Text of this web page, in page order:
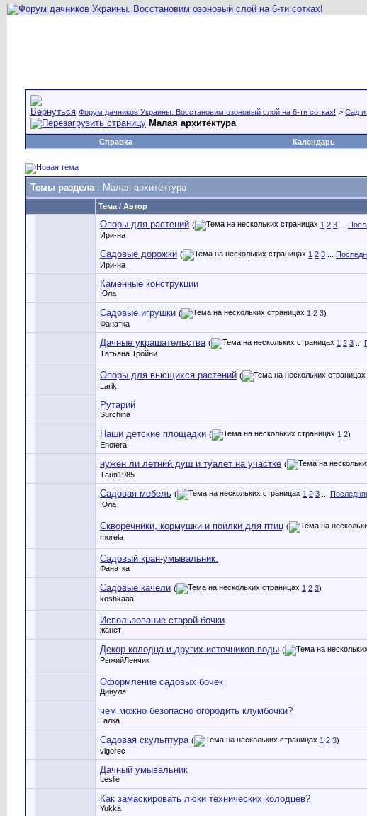
Форум дачников Украины. Восстановим озоновый слой на 6-ти сотках! > Сад и
Малая архитектура
Справка Календарь
Темы раздела: Малая архитектура
Тема / Автор
Опоры для растений ( 1 2 3
Ири-на
Садовые дорожки ( 1 2 3
Ири-на
Каменные конструкции
Юла
Садовые игрушки ( 1 2 3)
Фанатка
Дачные украшательства ( 1 2 3
Татьяна Тройни
Опоры для вьющихся растений (
Larik
Рутарий
Surchiha
Наши детские площадки ( 1 2)
Enotera
нужен ли летний душ и туалет на участке (
Таня1985
Садовая мебель ( 1 2 3
Юла
Скворечники, кормушки и поилки для птиц (
morela
Садовый кран-умывальник.
Фанатка
Садовые качели ( 1 2 3)
koshkaaa
Использование старой бочки
жанет
Декор колодца и других источников воды (
РыжийЛенчик
Оформление садовых бочек
Динуля
чем можно безопасно огородить клумбочки?
Галка
Садовая скульптура ( 1 2 3)
vigorec
Дачный умывальник
Leslie
Как замаскировать люки технических колодцев?
Yukka